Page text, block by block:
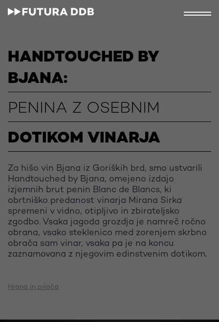
HANDTOUCHED BY
BJANA:
PENINA Z OSEBNIM
DOTIKOM VINARJA
Za hišo vin Bjana iz Goriških brd, smo ustvarili
Handtouched by Bjana, omejeno izdajo
izjemnih brut penin Blanc de Blancs, ki
obrtniško predanost vinarja Mirana Sirka
spremeni v vidno, otipljivo in zbirateljsko
zgodbo. Vsaka jagoda grozdja je namreč ročno
obrana, vsako steklenico med zorenjem skrbno
obrača sam vinar, vsaka pa je na koncu
zaznamovana z njegovim edinstvenim dotikom.
Hrana in pijača